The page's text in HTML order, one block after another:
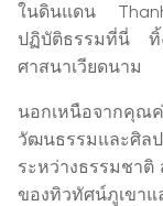
ในดินแดน
ปฏิบัติธรรมที่นี่ ทิ้ง
ศาสนาเวียดนาม
นอกเหนือจากคุณ
วัฒนธรรมและศิ
ระหว่างธรรมชา
ของทิวทัศน์ภูเข